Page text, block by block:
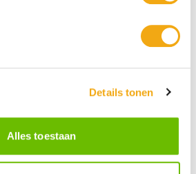
Details tonen
Alles toestaan
van 09.00 tot 16.00 staat onze